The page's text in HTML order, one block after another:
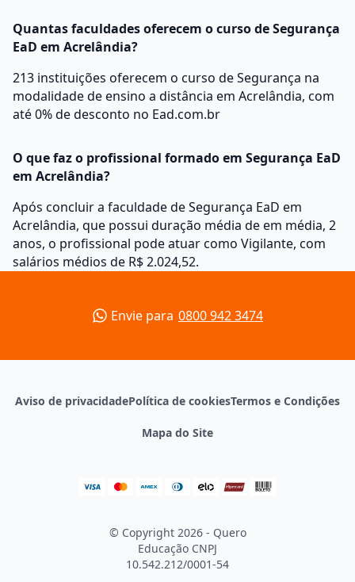
Quantas faculdades oferecem o curso de Segurança
EaD em Acrelândia?
213 instituições oferecem o curso de Segurança na
modalidade de ensino a distância em Acrelândia, com
até 0% de desconto no Ead.com.br
O que faz o profissional formado em Segurança EaD
em Acrelândia?
Após concluir a faculdade de Segurança EaD em
Acrelândia, que possui duração média de em média, 2
anos, o profissional pode atuar como Vigilante, com
salários médios de R$ 2.024,52.
Envie para 0800 942 3474
Aviso de privacidadePolítica de cookiesTermos e Condições
Mapa do Site
© Copyright 2026 - Quero
Educação CNPJ
10.542.212/0001-54